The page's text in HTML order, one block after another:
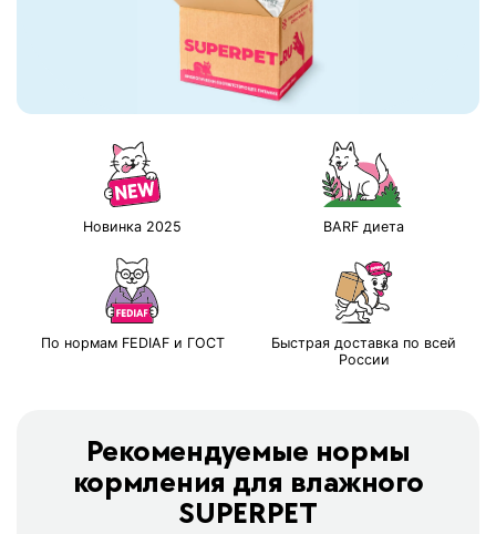
Новинка 2025 BARF диета
По нормам FEDIAF и ГОСТ
Быстрая доставка по всей
России
Рекомендуемые нормы
кормления для влажного
SUPERPET